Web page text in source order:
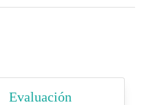
Evaluación